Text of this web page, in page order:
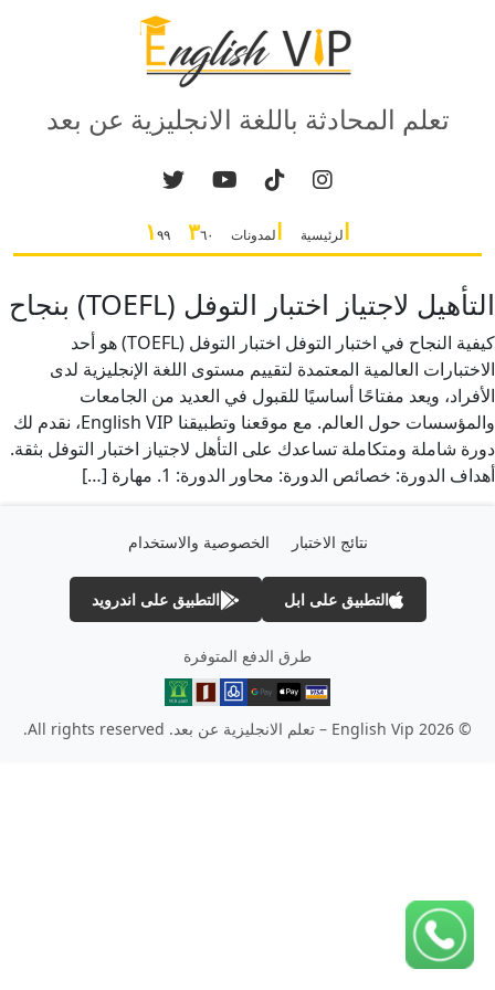
تعلم المحادثة باللغة الانجليزية عن بعد
الرئيسية المدونات ٣٦٠ ١٩٩
التأهيل لاجتياز اختبار التوفل (TOEFL) بنجاح
كيفية النجاح في اختبار التوفل اختبار التوفل (TOEFL) هو أحد
الاختبارات العالمية المعتمدة لتقييم مستوى اللغة الإنجليزية لدى
الأفراد، ويعد مفتاحًا أساسيًا للقبول في العديد من الجامعات
والمؤسسات حول العالم. مع موقعنا وتطبيقنا English VIP، نقدم لك
دورة شاملة ومتكاملة تساعدك على التأهل لاجتياز اختبار التوفل بثقة.
أهداف الدورة: خصائص الدورة: محاور الدورة: 1. مهارة […]
نتائج الاختبار الخصوصية والاستخدام
التطبيق على ابل التطبيق على اندرويد
طرق الدفع المتوفرة
© 2026 English Vip – تعلم الانجليزية عن بعد. All rights reserved.